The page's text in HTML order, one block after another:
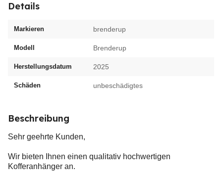
Details
Markieren brenderup
Modell Brenderup
Herstellungsdatum 2025
Schäden unbeschädigtes
Beschreibung
Sehr geehrte Kunden,
Wir bieten Ihnen einen qualitativ hochwertigen
Kofferanhänger an.